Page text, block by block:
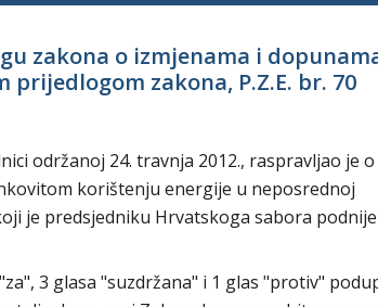
zakona o izmjenama i
zakona, P.Z.E. br. 70
održanoj 24. travnja 2012., raspravljao je o
korištenju energije u neposrednoj
je predsjedniku Hrvatskoga sabora
3 glasa "suzdržana" i 1 glas "protiv"